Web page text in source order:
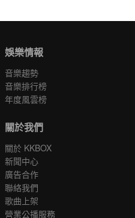
娛樂情報
音樂趨勢
音樂排行榜
年度風雲榜
關於我們
關於 KKBOX
新聞中心
廣告合作
聯絡我們
歌曲上架
營業公播服務